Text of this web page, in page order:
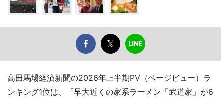
高田馬場経済新聞の2026年上半期PV（ページビュー）ラ
ンキング1位は、「早大近くの家系ラーメン「武道家」が6